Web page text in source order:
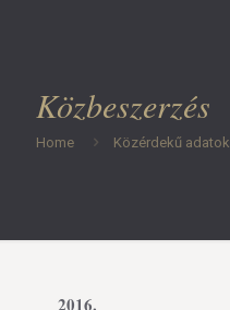
Közbeszerzés
Home Közérdekű adatok
2016.